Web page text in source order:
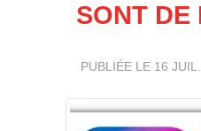
SONT DE
PUBLIÉE LE 16